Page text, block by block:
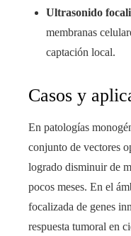
Ultrasonido
membranas
captación local.
Casos y
En patologías
conjunto de vectores
logrado disminuir de
pocos meses. En el
focalizada de genes
respuesta tumoral en